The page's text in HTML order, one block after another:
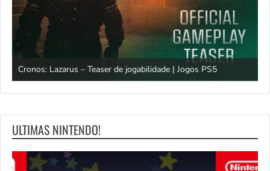
Cronos: Lazarus – Teaser de jogabilidade | Jogos PS5
ULTIMAS NINTENDO!